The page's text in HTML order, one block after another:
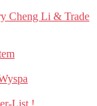
Cheng Li & Trade